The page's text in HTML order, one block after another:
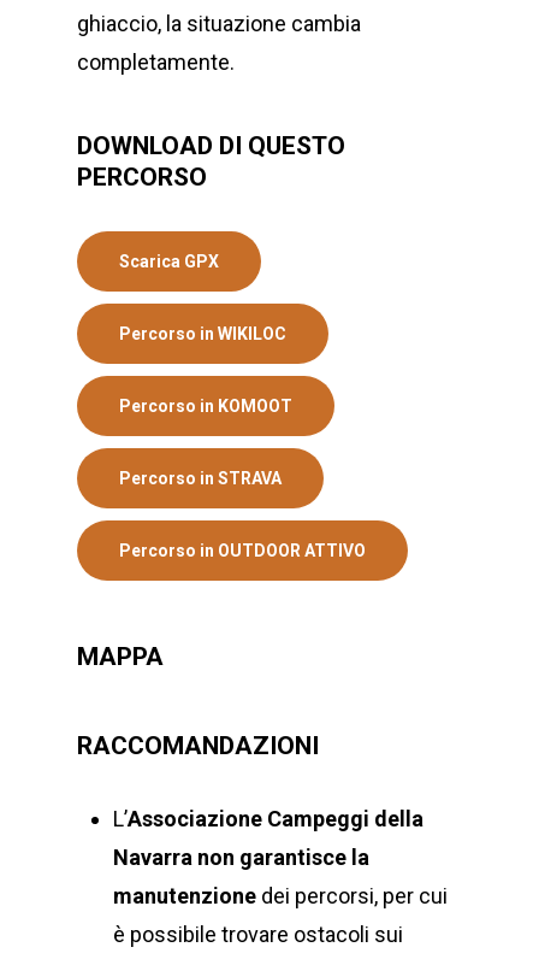
ghiaccio, la situazione cambia
completamente.
DOWNLOAD DI QUESTO
PERCORSO
Scarica GPX
Percorso in WIKILOC
Percorso in KOMOOT
Percorso in STRAVA
Percorso in OUTDOOR ATTIVO
MAPPA
RACCOMANDAZIONI
L’Associazione Campeggi della
Navarra non garantisce la
manutenzione dei percorsi, per cui
è possibile trovare ostacoli sui